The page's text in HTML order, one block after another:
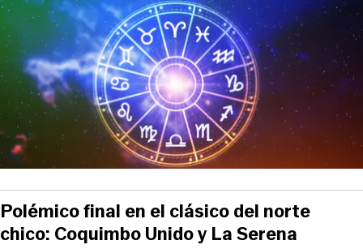
Polémico final en el clásico del norte
chico: Coquimbo Unido y La Serena